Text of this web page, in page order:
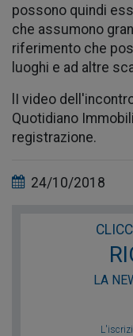
possono quindi
che assumono
riferimento che
luoghi e ad altre
lI video
Quotidiano
registrazione.
24/10/2018
LA